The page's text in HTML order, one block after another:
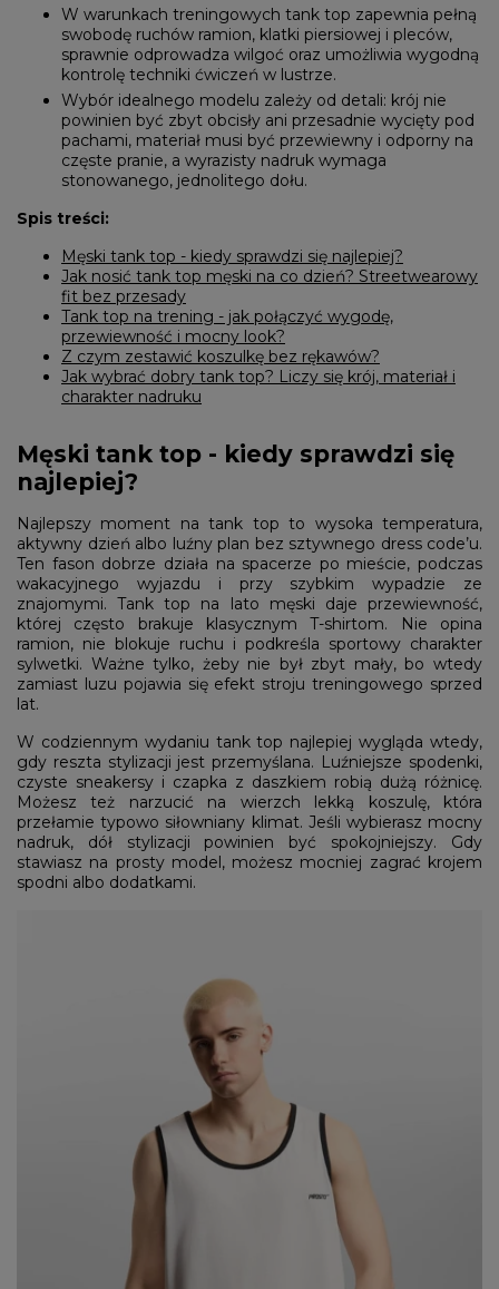
W warunkach treningowych tank top zapewnia pełną
swobodę ruchów ramion, klatki piersiowej i pleców,
sprawnie odprowadza wilgoć oraz umożliwia wygodną
kontrolę techniki ćwiczeń w lustrze.
Wybór idealnego modelu zależy od detali: krój nie
powinien być zbyt obcisły ani przesadnie wycięty pod
pachami, materiał musi być przewiewny i odporny na
częste pranie, a wyrazisty nadruk wymaga
stonowanego, jednolitego dołu.
Spis treści:
Męski tank top - kiedy sprawdzi się najlepiej?
Jak nosić tank top męski na co dzień? Streetwearowy
fit bez przesady
Tank top na trening - jak połączyć wygodę,
przewiewność i mocny look?
Z czym zestawić koszulkę bez rękawów?
Jak wybrać dobry tank top? Liczy się krój, materiał i
charakter nadruku
Męski tank top - kiedy sprawdzi się
najlepiej?
Najlepszy moment na tank top to wysoka temperatura,
aktywny dzień albo luźny plan bez sztywnego dress code’u.
Ten fason dobrze działa na spacerze po mieście, podczas
wakacyjnego wyjazdu i przy szybkim wypadzie ze
znajomymi. Tank top na lato męski daje przewiewność,
której często brakuje klasycznym T-shirtom. Nie opina
ramion, nie blokuje ruchu i podkreśla sportowy charakter
sylwetki. Ważne tylko, żeby nie był zbyt mały, bo wtedy
zamiast luzu pojawia się efekt stroju treningowego sprzed
lat.
W codziennym wydaniu tank top najlepiej wygląda wtedy,
gdy reszta stylizacji jest przemyślana. Luźniejsze spodenki,
czyste sneakersy i czapka z daszkiem robią dużą różnicę.
Możesz też narzucić na wierzch lekką koszulę, która
przełamie typowo siłowniany klimat. Jeśli wybierasz mocny
nadruk, dół stylizacji powinien być spokojniejszy. Gdy
stawiasz na prosty model, możesz mocniej zagrać krojem
spodni albo dodatkami.